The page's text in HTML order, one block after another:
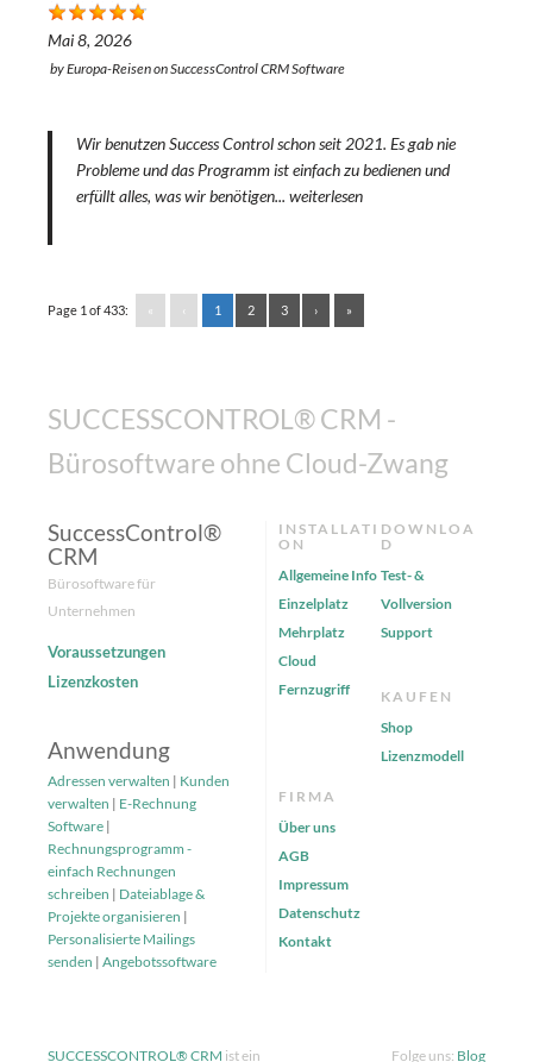
Mai 8, 2026
byEuropa-ReisenonSuccessControl CRM Software
Wir benutzen Success Control schon seit 2021. Es gab nie
Probleme und das Programm ist einfach zu bedienen und
erfüllt alles, was wir benötigen... weiterlesen
Page 1 of 433: « ‹ 1 2 3 › »
SUCCESSCONTROL® CRM -
Bürosoftware ohne Cloud-Zwang
SuccessControl®
CRM
Bürosoftware für
Unternehmen
Voraussetzungen
Lizenzkosten
Anwendung
Adressen verwalten | Kunden
verwalten | E-Rechnung
Software |
Rechnungsprogramm -
einfach Rechnungen
schreiben | Dateiablage &
Projekte organisieren |
Personalisierte Mailings
senden | Angebotssoftware
INSTALLATI
ON
Allgemeine Info
Einzelplatz
Mehrplatz
Cloud
Fernzugriff
DOWNLOA
D
Test- &
Vollversion
Support
KAUFEN
Shop
Lizenzmodell
FIRMA
Über uns
AGB
Impressum
Datenschutz
Kontakt
SUCCESSCONTROL® CRM ist ein Folge uns: Blog